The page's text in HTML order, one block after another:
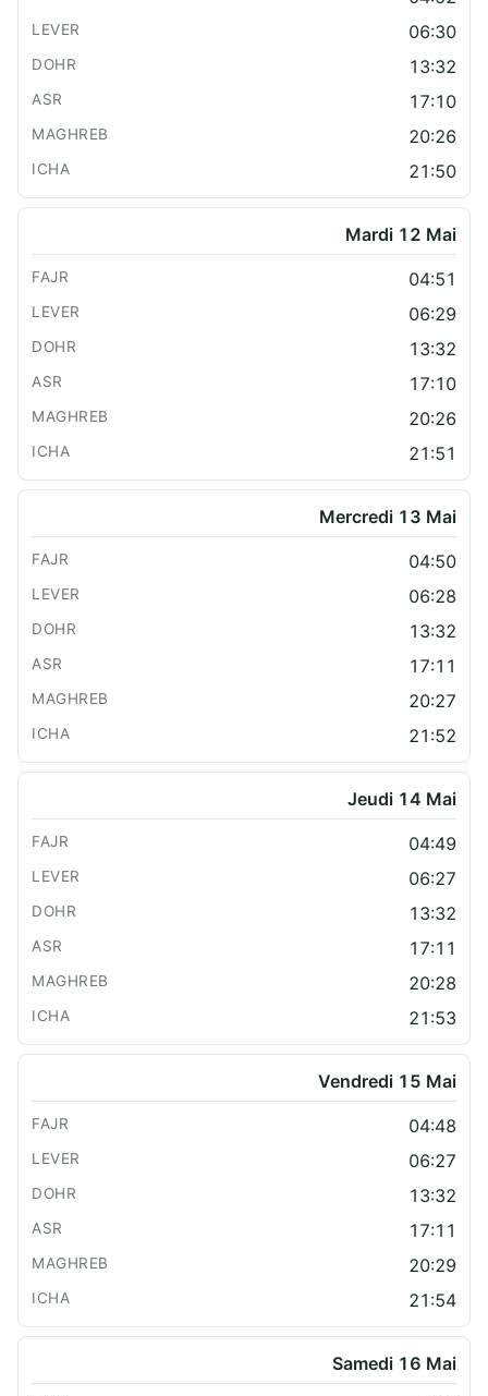
06:30
13:32
17:10
20:26
21:50
Mardi 12 Mai
04:51
06:29
13:32
17:10
20:26
21:51
Mercredi 13 Mai
04:50
06:28
13:32
17:11
20:27
21:52
Jeudi 14 Mai
04:49
06:27
13:32
17:11
20:28
21:53
Vendredi 15 Mai
04:48
06:27
13:32
17:11
20:29
21:54
Samedi 16 Mai